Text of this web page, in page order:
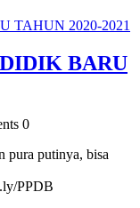
BARU
0
pura putinya, bisa
PPDB